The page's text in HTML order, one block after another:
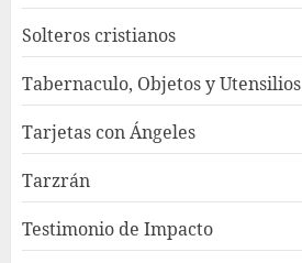
Solteros cristianos
Tabernaculo, Objetos y Utensilios
Tarjetas con Ángeles
Tarzrán
Testimonio de Impacto